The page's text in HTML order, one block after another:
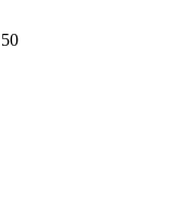
50